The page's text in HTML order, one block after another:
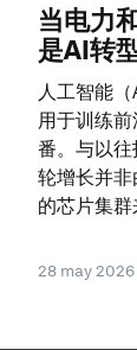
当电力
是AI转
人工智能
用于训练
番。与以
轮增长并
的芯片集群
28 may 2026